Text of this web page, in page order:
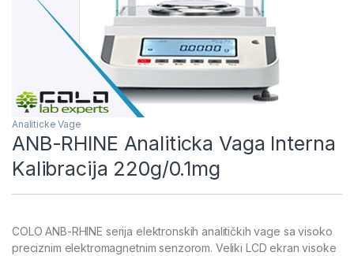
Analiticke Vage
ANB-RHINE Analiticka Vaga Interna
Kalibracija 220g/0.1mg
COLO ANB-RHINE serija elektronskih analitičkih vage sa visoko
preciznim elektromagnetnim senzorom. Veliki LCD ekran visoke